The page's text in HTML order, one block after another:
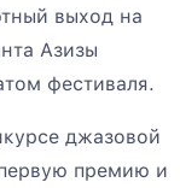
выход на
Азизы
фестиваля.
джазовой
премию и